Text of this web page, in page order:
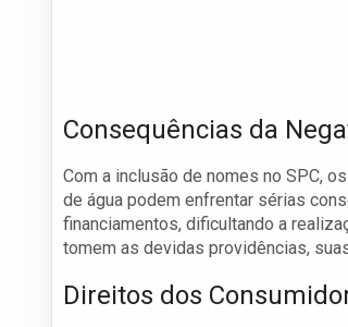
Consequências da
Com a inclusão de nomes no SPC,
de água podem enfrentar sérias
financiamentos, dificultando a
tomem as devidas providências,
Direitos dos